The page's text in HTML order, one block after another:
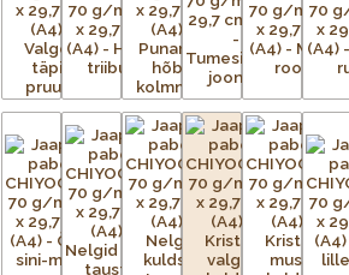
kinnistub esemele kuivatustunnelis või
eritellimusel, nii et mõnikord ei ole värvid
pealekandmist paber kuivatatakse.
kuni mustrid on täielikult trükitud.